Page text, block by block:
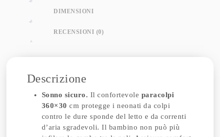
DIMENSIONI
RECENSIONI (0)
Descrizione
Sonno sicuro. Il confortevole paracolpi
360×30cm protegge i neonati da colpi
contro le dure sponde del letto e da correnti
d’aria sgradevoli. Il bambino non può più